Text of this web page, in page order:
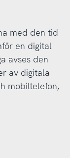
med den tid
en digital
avses den
av digitala
mobiltelefon,